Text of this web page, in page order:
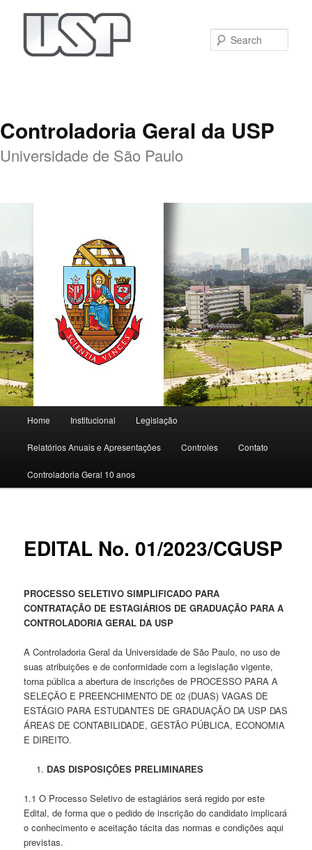
Controladoria Geral da USP
Universidade de São Paulo
Skip to primary content
Home Institucional Legislação
Relatórios Anuais e Apresentações Controles Contato
Controladoria Geral 10 anos
EDITAL No. 01/2023/CGUSP
PROCESSO SELETIVO SIMPLIFICADO PARA
CONTRATAÇÃO DE ESTAGIÁRIOS DE GRADUAÇÃO PARA A
CONTROLADORIA GERAL DA USP
A Controladoria Geral da Universidade de São Paulo, no uso de
suas atribuições e de conformidade com a legislação vigente,
torna pública a abertura de inscrições de PROCESSO PARA A
SELEÇÃO E PREENCHIMENTO DE 02 (DUAS) VAGAS DE
ESTÁGIO PARA ESTUDANTES DE GRADUAÇÃO DA USP DAS
ÁREAS DE CONTABILIDADE, GESTÃO PÚBLICA, ECONOMIA
E DIREITO.
DAS DISPOSIÇÕES PRELIMINARES
1.1 O Processo Seletivo de estagiários será regido por este
Edital, de forma que o pedido de inscrição do candidato implicará
o conhecimento e aceitação tácita das normas e condições aqui
previstas.